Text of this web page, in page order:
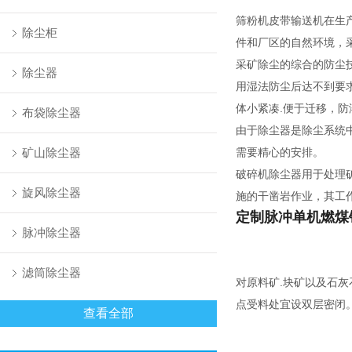
除尘柜
除尘器
布袋除尘器
矿山除尘器
旋风除尘器
脉冲除尘器
滤筒除尘器
查看全部
筛粉机皮带输送机在生
件和厂区的自然环境，
采矿除尘的综合的防尘
用湿法防尘后达不到要
体小紧凑.便于迁移，
由于除尘器是除尘系统
需要精心的安排。
破碎机除尘器用于处理
施的干凿岩作业，其工
定制脉冲单机燃
对原料矿.块矿以及石
点受料处宜设双层密闭